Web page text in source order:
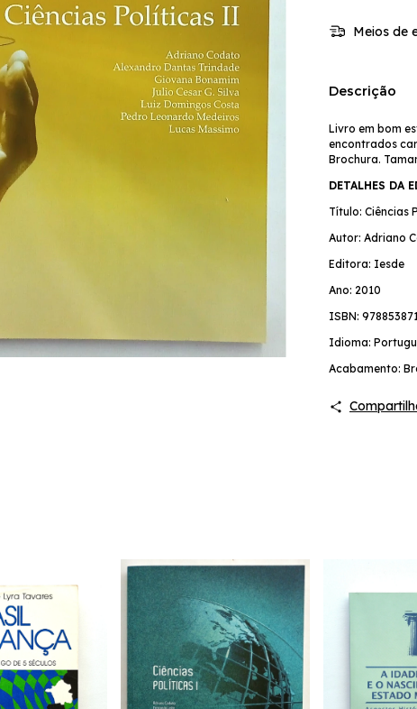
Meios de
Descrição
Livro em bom
encontrados
Brochura.
DETALHES DA
Título: Ciências
Autor: Adriano
Editora: Iesde
Ano: 2010
ISBN:
Idioma:
Acabamento: